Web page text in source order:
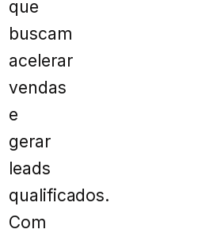
que
buscam
acelerar
vendas
e
gerar
leads
qualificados.
Com